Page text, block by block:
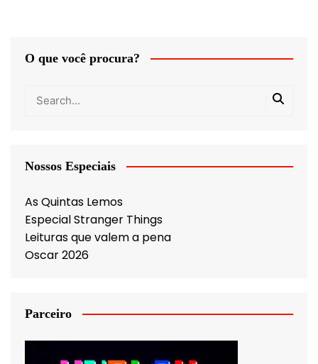
O que você procura?
Nossos Especiais
As Quintas Lemos
Especial Stranger Things
Leituras que valem a pena
Oscar 2026
Parceiro